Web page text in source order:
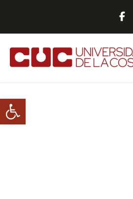
Abrir barra de